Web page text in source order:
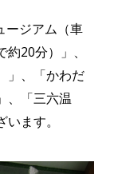
ージアム（車
20分）」、
」、「かわだ
、「三六温
ます。